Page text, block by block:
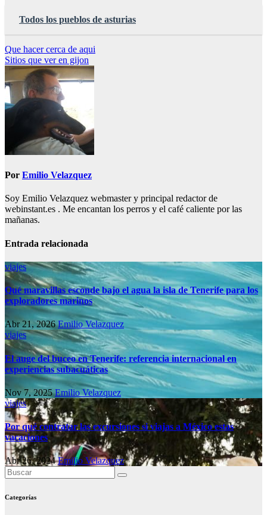
Todos los pueblos de asturias
Navegación
de
entradas
Que hacer cerca de aqui
Sitios que ver en gijon
Por Emilio Velazquez
Soy Emilio Velazquez webmaster y principal redactor de
webinstant.es . Me encantan los perros y el café caliente por las
mañanas.
Entrada relacionada
viajes
Qué maravillas esconde bajo el agua la isla de Tenerife para los
exploradores marinos
Abr 21, 2026Emilio Velazquez
viajes
El auge del buceo en Tenerife: referencia internacional en
experiencias subacuáticas
Nov 7, 2025Emilio Velazquez
viajes
Por qué contratar las excursiones si viajas a México estas
vacaciones
Abr 26, 2024Emilio Velazquez
Categorías